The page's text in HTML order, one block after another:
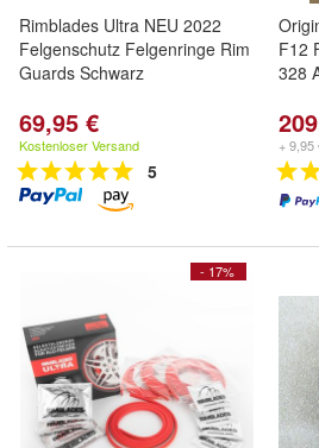
Rimblades Ultra NEU 2022
Felgenschutz Felgenringe Rim
Guards Schwarz
69,95 €
Kostenloser Versand
5
F12
328
+ 9,95
- 17%